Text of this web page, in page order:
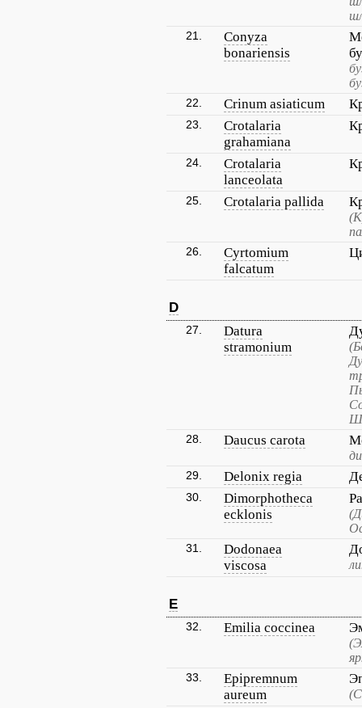
21.
Conyza
bonariensis
22. Crinum asiaticum
23.
Crotalaria
grahamiana
24.
Crotalaria
lanceolata
25. Crotalaria pallida
26.
Cyrtomium
falcatum
D
27.
Datura
stramonium
28. Daucus carota
29. Delonix regia
30.
Dimorphotheca
ecklonis
31.
Dodonaea
viscosa
E
32. Emilia coccinea
33.
Epipremnum
aureum